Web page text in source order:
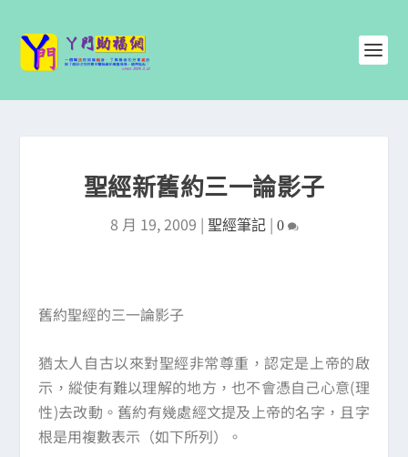
聖經新舊約三一論影子
8 月 19, 2009 | 聖經筆記| 0
舊約聖經的三一論影子
猶太人自古以來對聖經非常尊重，認定是上帝的啟
示，縱使有難以理解的地方，也不會憑自己心意(理
性)去改動。舊約有幾處經文提及上帝的名字，且字
根是用複數表示（如下所列）。